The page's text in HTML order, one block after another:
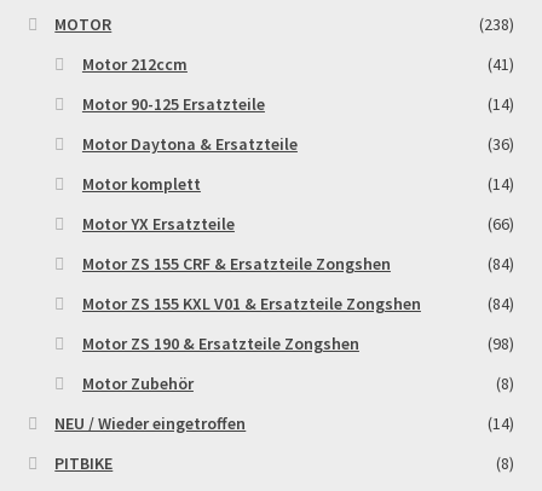
MOTOR
(238)
Motor 212ccm
(41)
Motor 90-125 Ersatzteile
(14)
Motor Daytona & Ersatzteile
(36)
Motor komplett
(14)
Motor YX Ersatzteile
(66)
Motor ZS 155 CRF & Ersatzteile Zongshen
(84)
Motor ZS 155 KXL V01 & Ersatzteile Zongshen
(84)
Motor ZS 190 & Ersatzteile Zongshen
(98)
Motor Zubehör
(8)
NEU / Wieder eingetroffen
(14)
PITBIKE
(8)